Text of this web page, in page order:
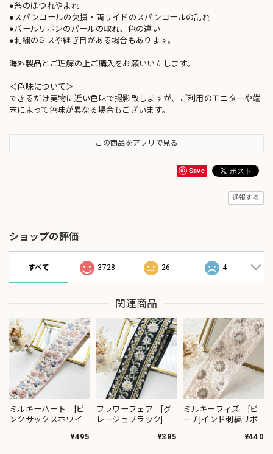
●糸のほつれやよれ
●スパンコールの欠損・両サイドのスパンコールの乱れ
●パールリボンのパールの取れ、色の違い
●刺繍のミスや継ぎ目がある場合もあります。
海外製品とご理解の上ご購入をお願いいたします。
＜色味について＞
できるだけ実物に近い色味で撮影致しますが、ご利用のモニターや端
末によって色味が異なる場合もございます。
この商品をアプリで見る
Save
通報する
ショップの評価
すべて 3728 26 4
関連商品
ミルキーハート [ピ
ンクサックスホワイ
¥495
フラワーフェア [グ
レージュブラック]
¥385
ミルキーフィズ [ピ
ーチ]インド刺繍リボ
¥440